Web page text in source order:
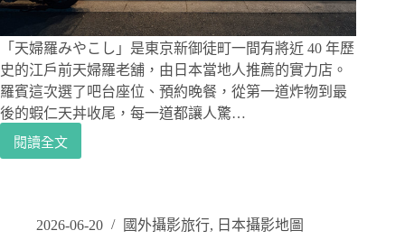
伊
勝
浦
出
發
的
路
線
與
古
「天婦羅みやこし」是東京新御徒町一間有將近 40 年歷
史的江戶前天婦羅老舖，由日本當地人推薦的實力店。
羅賓這次選了吧台座位、預約晚餐，從第一道炸物到最
後的蝦仁天丼收尾，每一道都讓人驚…
閱讀全文
天
や
2026-06-20 國外攝影旅行, 日本攝影地圖